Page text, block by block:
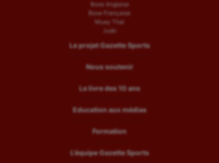
Boxe Anglaise
Boxe Française
Muay Thaï
Judo
Le projet Gazette Sports
Nous soutenir
Le livre des 10 ans
Education aux médias
Formation
L’équipe Gazette Sports